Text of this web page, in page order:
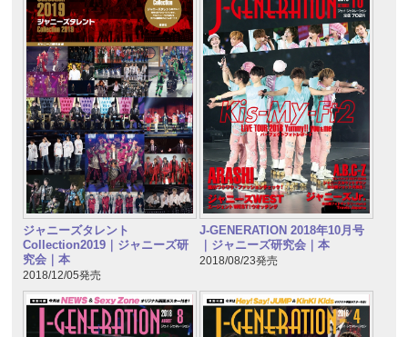
ジャニーズタレント
Collection2019｜ジャニーズ研
究会｜本
2018/12/05発売
J-GENERATION 2018年10月号
｜ジャニーズ研究会｜本
2018/08/23発売